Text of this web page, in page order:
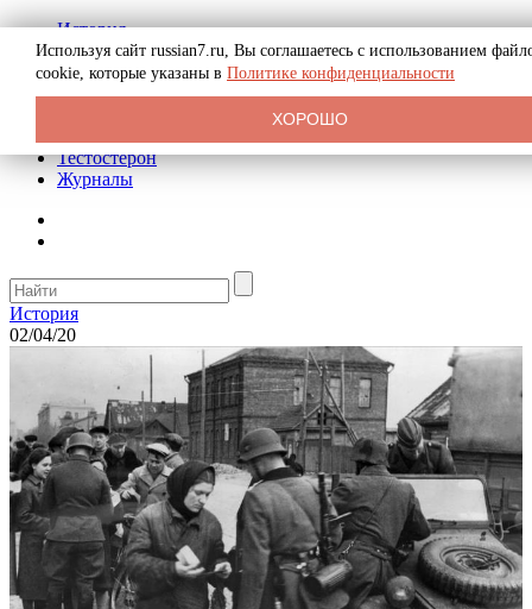
История
Биография
Криминал
Реклама на сайте
Тестостерон
Журналы
История
02/04/20
Используя сайт russian7.ru, Вы соглашаетесь с использованием
cookie, которые указаны в Политике конфиденциальности
ХОРОШО